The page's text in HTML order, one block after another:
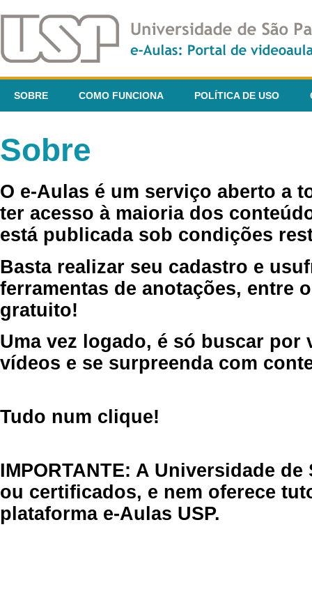
SOBRE COMO FUNCIONA POLÍTICA DE USO
Sobre
O e-Aulas é um serviço aberto a
ter acesso à maioria dos
está publicada sob condições
Basta realizar seu cadastro e
ferramentas de anotações, entre
gratuito!
Uma vez logado, é só buscar por
vídeos e se surpreenda com
Tudo num clique!
IMPORTANTE: A Universidade
ou certificados, e nem oferece
plataforma e-Aulas USP.